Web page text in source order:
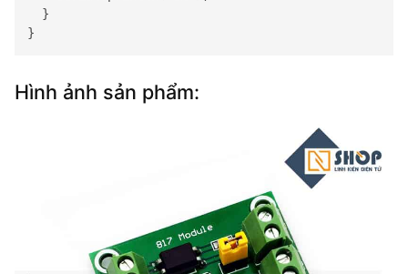
  }
}
Hình ảnh sản phẩm: